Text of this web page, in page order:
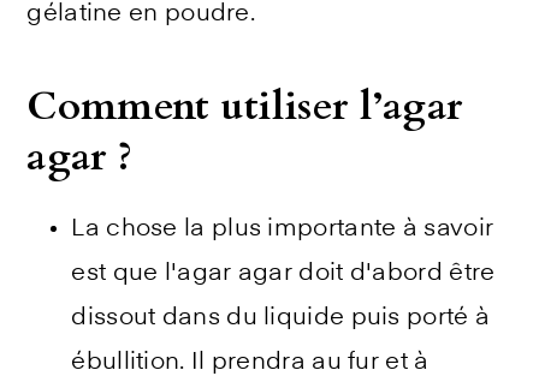
gélatine en poudre.
Comment utiliser l’agar
agar ?
La chose la plus importante à savoir
est que l'agar agar doit d'abord être
dissout dans du liquide puis porté à
ébullition. Il prendra au fur et à